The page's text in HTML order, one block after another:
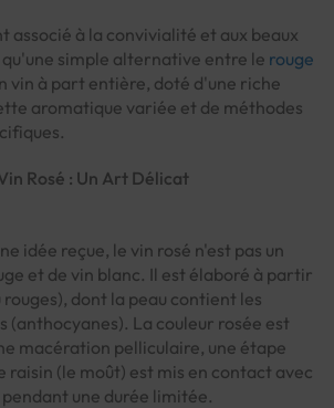
associé à la convivialité et aux beaux
qu'une simple alternative entre le rouge
vin à part entière, doté d'une riche
aromatique variée et de méthodes
Rosé : Un Art Délicat
idée reçue, le vin rosé n'est pas un
et de vin blanc. Il est élaboré à partir
rouges), dont la peau contient les
(anthocyanes). La couleur rosée est
macération pelliculaire, une étape
raisin (le moût) est mis en contact avec
une durée limitée.